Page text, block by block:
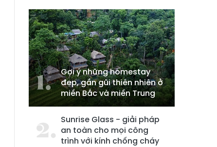
Gợi ý những homestay
đẹp, gần gũi thiên nhiên ở
miền Bắc và miền Trung
Sunrise Glass - giải pháp
an toàn cho mọi công
trình với kính chống cháy